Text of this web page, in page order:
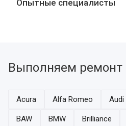
Выполняем ремонт
Acura Alfa Romeo Audi
BAW BMW Brilliance
Опытные специалисты